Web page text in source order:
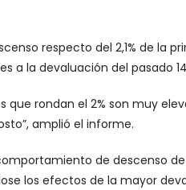
respecto del 2,1% de la
a la devaluación del pasado
que rondan el 2% son muy
amplió el informe.
de descenso
los efectos de la mayor